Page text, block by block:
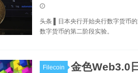
头条 ▌日本央行开始央行数字货币
数字货币的第二阶段实验。
Filecoin
金色Web3.0